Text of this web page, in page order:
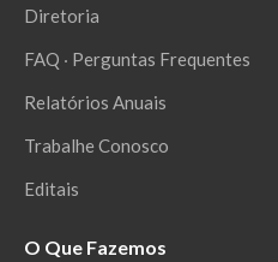
Diretoria
FAQ ‧ Perguntas Frequentes
Relatórios Anuais
Trabalhe Conosco
Editais
O Que Fazemos